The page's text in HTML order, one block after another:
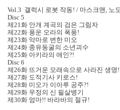
Vol.3 갤럭시 로봇 작동! / 마스크맨, 노
Disc 5
제21화 안개 계곡의 검은 그림자
제22화 풍운 오라의 폭풍!
제23화 악마로 변한 미오
제24화 종유동굴의 소년괴수
제25화 아키라의 애인?!
Disc 6
제26화 뜨거운 모래속으로 사라진 생명!
제27화 도적기사 키로스!
제28화 미오가 이아루 공주?!
제29화 우정의 신 필살병기
제30화 엄마!! 바라바의 절규!